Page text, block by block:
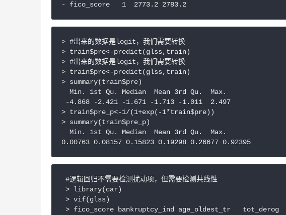
- fico_score   1  2773.2 2783.2
> #出来的数据是logit，我们需要转换
> train$pre<-predict(glss,train)
> #出来的数据是logit，我们需要转换
> train$pre<-predict(glss,train)
> summary(train$pre)
  Min. 1st Qu. Median  Mean 3rd Qu.  Max.
-4.868 -2.421 -1.671 -1.713 -1.011  2.497
> train$pre_p<-1/(1+exp(-1*train$pre))
> summary(train$pre_p)
  Min. 1st Qu. Median  Mean 3rd Qu.  Max.
0.00763 0.08157 0.15823 0.19298 0.26677 0.92395
#逻辑回归不需要检测扰动项，但需要检测共线性
> library(car)
> vif(glss)
> fico_score bankruptcy_ind age_oldest_tr   tot_derog